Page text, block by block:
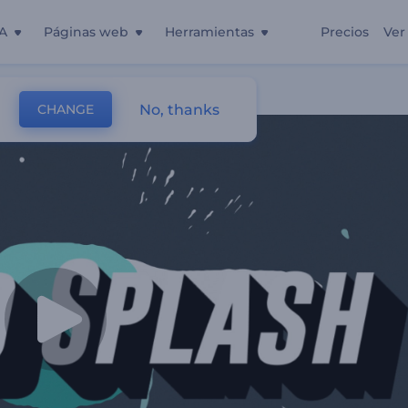
Páginas web Herramientas Precios Ver
CHANGE No, thanks